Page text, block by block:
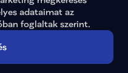
foglaltak szerint.